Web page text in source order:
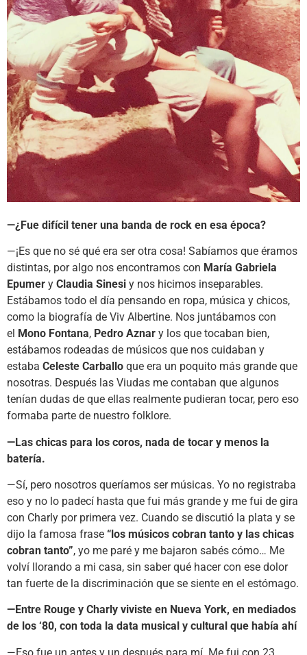
—¿Fue difícil tener una banda de rock en esa época?
—¡Es que no sé qué era ser otra cosa! Sabíamos que éramos
distintas, por algo nos encontramos con María Gabriela
Epumer y Claudia Sinesi y nos hicimos inseparables.
Estábamos todo el día pensando en ropa, música y chicos,
como la biografía de Viv Albertine. Nos juntábamos con
el Mono Fontana, Pedro Aznar y los que tocaban bien,
estábamos rodeadas de músicos que nos cuidaban y
estaba Celeste Carballo que era un poquito más grande que
nosotras. Después las Viudas me contaban que algunos
tenían dudas de que ellas realmente pudieran tocar, pero eso
formaba parte de nuestro folklore.
—Las chicas para los coros, nada de tocar y menos la
batería.
—Sí, pero nosotros queríamos ser músicas. Yo no registraba
eso y no lo padecí hasta que fui más grande y me fui de gira
con Charly por primera vez. Cuando se discutió la plata y se
dijo la famosa frase “los músicos cobran tanto y las chicas
cobran tanto”, yo me paré y me bajaron sabés cómo… Me
volví llorando a mi casa, sin saber qué hacer con ese dolor
tan fuerte de la discriminación que se siente en el estómago.
—Entre Rouge y Charly viviste en Nueva York, en mediados
de los ‘80, con toda la data musical y cultural que había ahí